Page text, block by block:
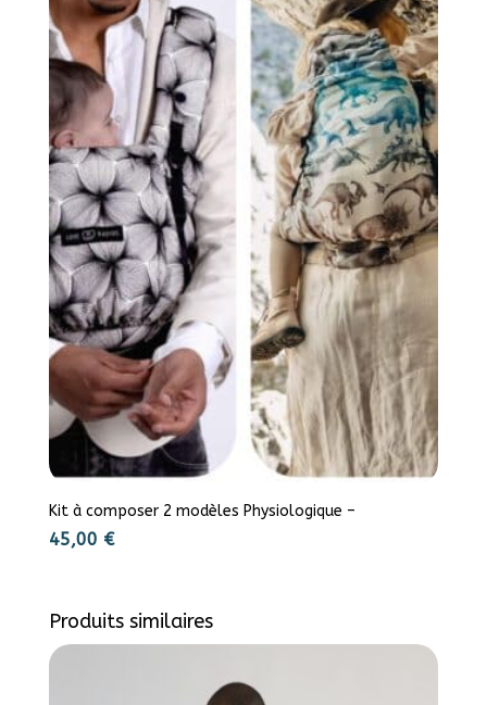
Kit à composer 2 modèles Physiologique –
45,00 €
Produits similaires